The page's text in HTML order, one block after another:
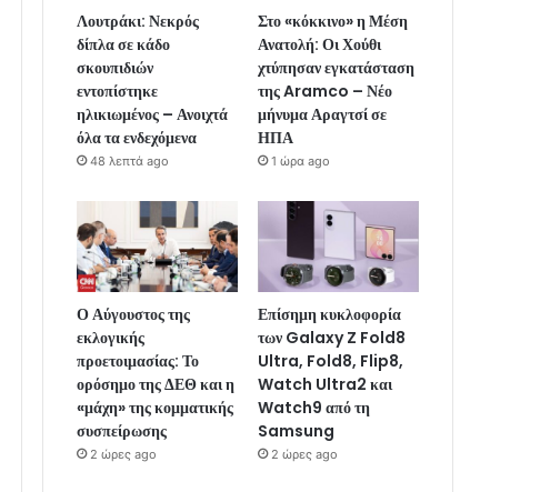
Λουτράκι: Νεκρός
δίπλα σε κάδο
σκουπιδιών
εντοπίστηκε
ηλικιωμένος – Ανοιχτά
όλα τα ενδεχόμενα
48 λεπτά ago
Στο «κόκκινο» η Μέση
Ανατολή: Οι Χούθι
χτύπησαν εγκατάσταση
της Aramco – Νέο
μήνυμα Αραγτσί σε
ΗΠΑ
1 ώρα ago
Ο Αύγουστος της
εκλογικής
προετοιμασίας: Το
ορόσημο της ΔΕΘ και η
«μάχη» της κομματικής
συσπείρωσης
2 ώρες ago
Επίσημη κυκλοφορία
των Galaxy Z Fold8
Ultra, Fold8, Flip8,
Watch Ultra2 και
Watch9 από τη
Samsung
2 ώρες ago